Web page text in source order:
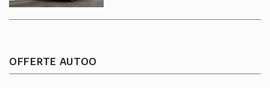
OFFERTE AUTOO